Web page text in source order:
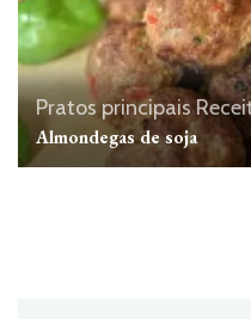
Pratos principais
Almondegas de soja